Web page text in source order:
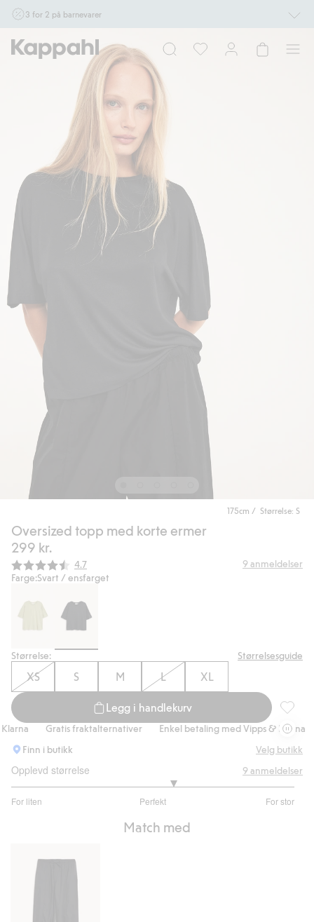
3 for 2 på barnevarer
17/8 i butikk & online for deg som er eller blir medlem. Kan ikke kombineres med
andre tilbud eller rabatter.
Handle nå
175cm / Størrelse: S
Oversized topp med korte ermer
299 kr.
Gjennomsnittskarakter:
4.7 9 anmeldelser
Farge:Svart / ensfarget
Størrelse: Størrelsesguide
XS S M L XL
Legg i handlekurv
Gratis fraktalternativer Enkel betaling med Vipps & Klarna
Finn i butikk
Velg butikk
Opplevd størrelse
For liten Perfekt For stor
av
stemmer
9 anmeldelser
Match med